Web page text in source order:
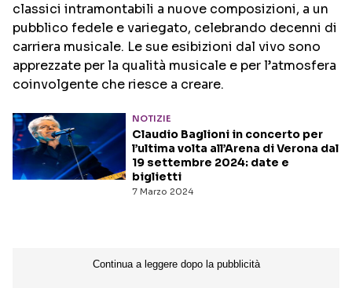
Seguici sui social
classici intramontabili a nuove composizioni, a un
pubblico fedele e variegato, celebrando decenni di
carriera musicale. Le sue esibizioni dal vivo sono
apprezzate per la qualità musicale e per l’atmosfera
coinvolgente che riesce a creare.
NOTIZIE
7 Marzo 2024
Claudio Baglioni in concerto per
l’ultima volta all’Arena di Verona dal
19 settembre 2024: date e
biglietti